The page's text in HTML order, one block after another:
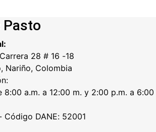
Pasto
28 # 16 -18
Nariño, Colombia
8:00 a.m. a 12:00 m. y 2:00 p.m. a 6:00
Código DANE: 52001